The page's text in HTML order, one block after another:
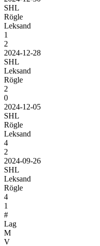
SHL
Rögle
Leksand
1
2
2024-12-28
SHL
Leksand
Rögle
2
0
2024-12-05
SHL
Rögle
Leksand
4
2
2024-09-26
SHL
Leksand
Rögle
4
1
#
Lag
M
V